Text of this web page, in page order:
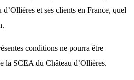
et ses clients en France, quel
conditions ne pourra être
la SCEA du Château d’Ollières.